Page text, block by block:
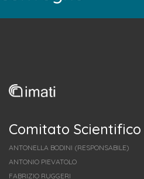
Comitato Scientifico
ANTONELLA BODINI (RESPONSABILE)
ANTONIO PIEVATOLO
FABRIZIO RUGGERI